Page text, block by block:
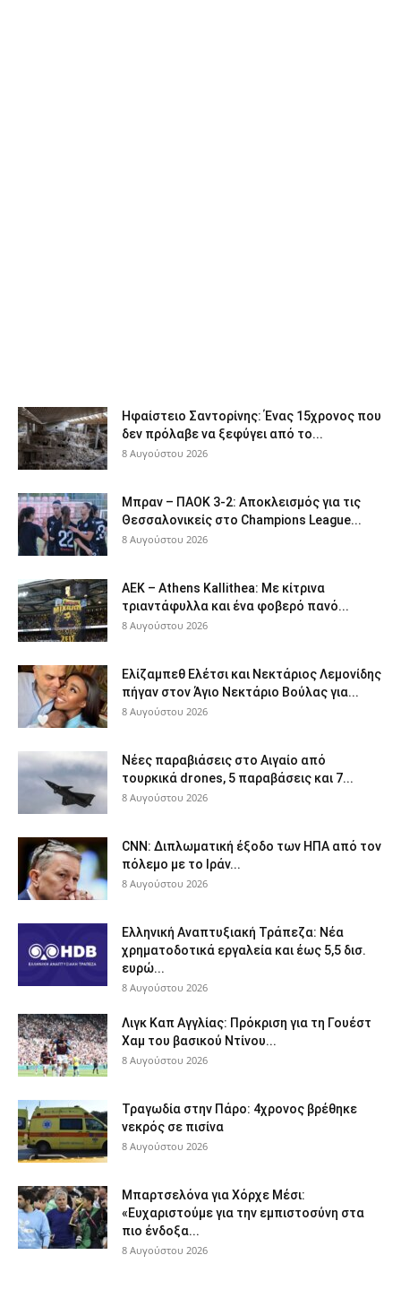
Ηφαίστειο Σαντορίνης: Ένας 15χρονος που
δεν πρόλαβε να ξεφύγει από το...
8 Αυγούστου 2026
Μπραν – ΠΑΟΚ 3-2: Αποκλεισμός για τις
Θεσσαλονικείς στο Champions League...
8 Αυγούστου 2026
ΑΕΚ – Athens Kallithea: Με κίτρινα
τριαντάφυλλα και ένα φοβερό πανό...
8 Αυγούστου 2026
Ελίζαμπεθ Ελέτσι και Νεκτάριος Λεμονίδης
πήγαν στον Άγιο Νεκτάριο Βούλας για...
8 Αυγούστου 2026
Νέες παραβιάσεις στο Αιγαίο από
τουρκικά drones, 5 παραβάσεις και 7...
8 Αυγούστου 2026
CNN: Διπλωματική έξοδο των ΗΠΑ από τον
πόλεμο με το Ιράν...
8 Αυγούστου 2026
Ελληνική Αναπτυξιακή Τράπεζα: Νέα
χρηματοδοτικά εργαλεία και έως 5,5 δισ.
ευρώ...
8 Αυγούστου 2026
Λιγκ Καπ Αγγλίας: Πρόκριση για τη Γουέστ
Χαμ του βασικού Ντίνου...
8 Αυγούστου 2026
Τραγωδία στην Πάρο: 4χρονος βρέθηκε
νεκρός σε πισίνα
8 Αυγούστου 2026
Μπαρτσελόνα για Χόρχε Μέσι:
«Ευχαριστούμε για την εμπιστοσύνη στα
πιο ένδοξα...
8 Αυγούστου 2026